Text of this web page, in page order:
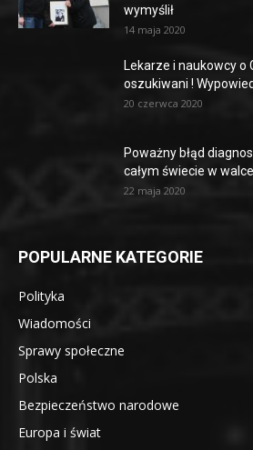
wymyślił
14 maja 2020
Lekarze i naukowcy o
oszukiwani !
20 czerwca 2020
Poważny błąd
całym świecie w walce
22 maja 2020
POPULARNE KATEGORIE
Polityka
Wiadomości
Sprawy społeczne
Polska
Bezpieczeństwo narodowe
Europa i świat